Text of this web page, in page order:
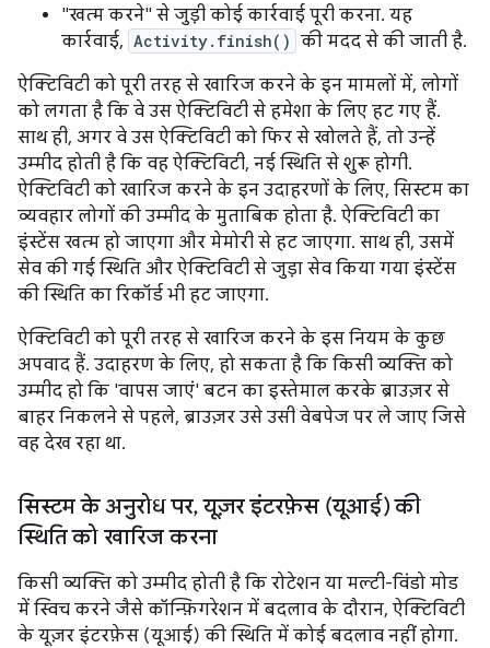
"खत्म करने" से जुड़ी कोई कार्रवाई पूरी करना. यह
कार्रवाई, Activity.finish() की मदद से की जाती है.
ऐक्टिविटी को पूरी तरह से खारिज करने के इन मामलों में, लोगों
को लगता है कि वे उस ऐक्टिविटी से हमेशा के लिए हट गए हैं.
साथ ही, अगर वे उस ऐक्टिविटी को फिर से खोलते हैं, तो उन्हें
उम्मीद होती है कि वह ऐक्टिविटी, नई स्थिति से शुरू होगी.
ऐक्टिविटी को खारिज करने के इन उदाहरणों के लिए, सिस्टम का
व्यवहार लोगों की उम्मीद के मुताबिक होता है. ऐक्टिविटी का
इंस्टेंस खत्म हो जाएगा और मेमोरी से हट जाएगा. साथ ही, उसमें
सेव की गई स्थिति और ऐक्टिविटी से जुड़ा सेव किया गया इंस्टेंस
की स्थिति का रिकॉर्ड भी हट जाएगा.
ऐक्टिविटी को पूरी तरह से खारिज करने के इस नियम के कुछ
अपवाद हैं. उदाहरण के लिए, हो सकता है कि किसी व्यक्ति को
उम्मीद हो कि 'वापस जाएं' बटन का इस्तेमाल करके ब्राउज़र से
बाहर निकलने से पहले, ब्राउज़र उसे उसी वेबपेज पर ले जाए जिसे
वह देख रहा था.
सिस्टम के अनुरोध पर,यूज़र इंटरफ़ेस (यूआई) की
स्थिति को खारिज करना
किसी व्यक्ति को उम्मीद होती है कि रोटेशन या मल्टी-विंडो मोड
में स्विच करने जैसे कॉन्फ़िगरेशन में बदलाव के दौरान, ऐक्टिविटी
के यूज़र इंटरफ़ेस (यूआई) की स्थिति में कोई बदलाव नहीं होगा.